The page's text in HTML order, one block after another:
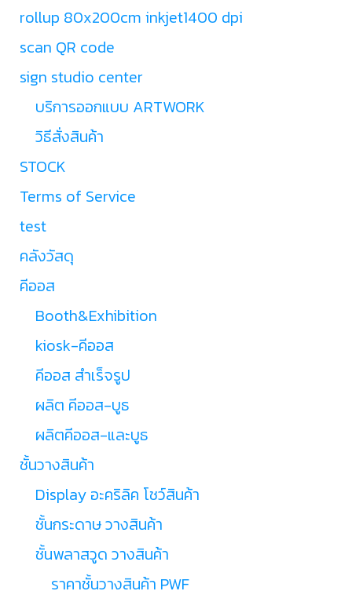
rollup 80x200cm inkjet1400 dpi
scan QR code
sign studio center
บริการออกแบบ ARTWORK
วิธีสั่งสินค้า
STOCK
Terms of Service
test
คลังวัสดุ
คีออส
Booth&Exhibition
kiosk-คีออส
คีออส สำเร็จรูป
ผลิต คีออส-บูธ
ผลิตคีออส-และบูธ
ชั้นวางสินค้า
Display อะคริลิค โชว์สินค้า
ชั้นกระดาษ วางสินค้า
ชั้นพลาสวูด วางสินค้า
ราคาชั้นวางสินค้า PWF